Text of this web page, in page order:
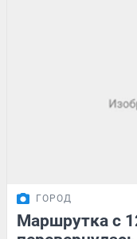
ГОРОД
Маршрутка с